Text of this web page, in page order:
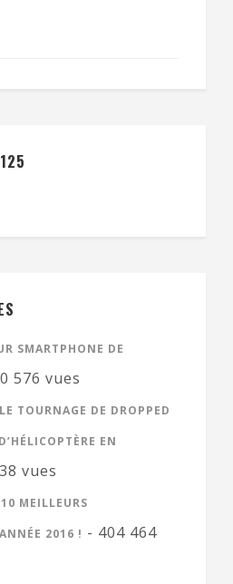
SMARTPHONE DE
576 vues
TOURNAGE DE DROPPED
EN
vues
MEILLEURS
2016 ! - 404 464